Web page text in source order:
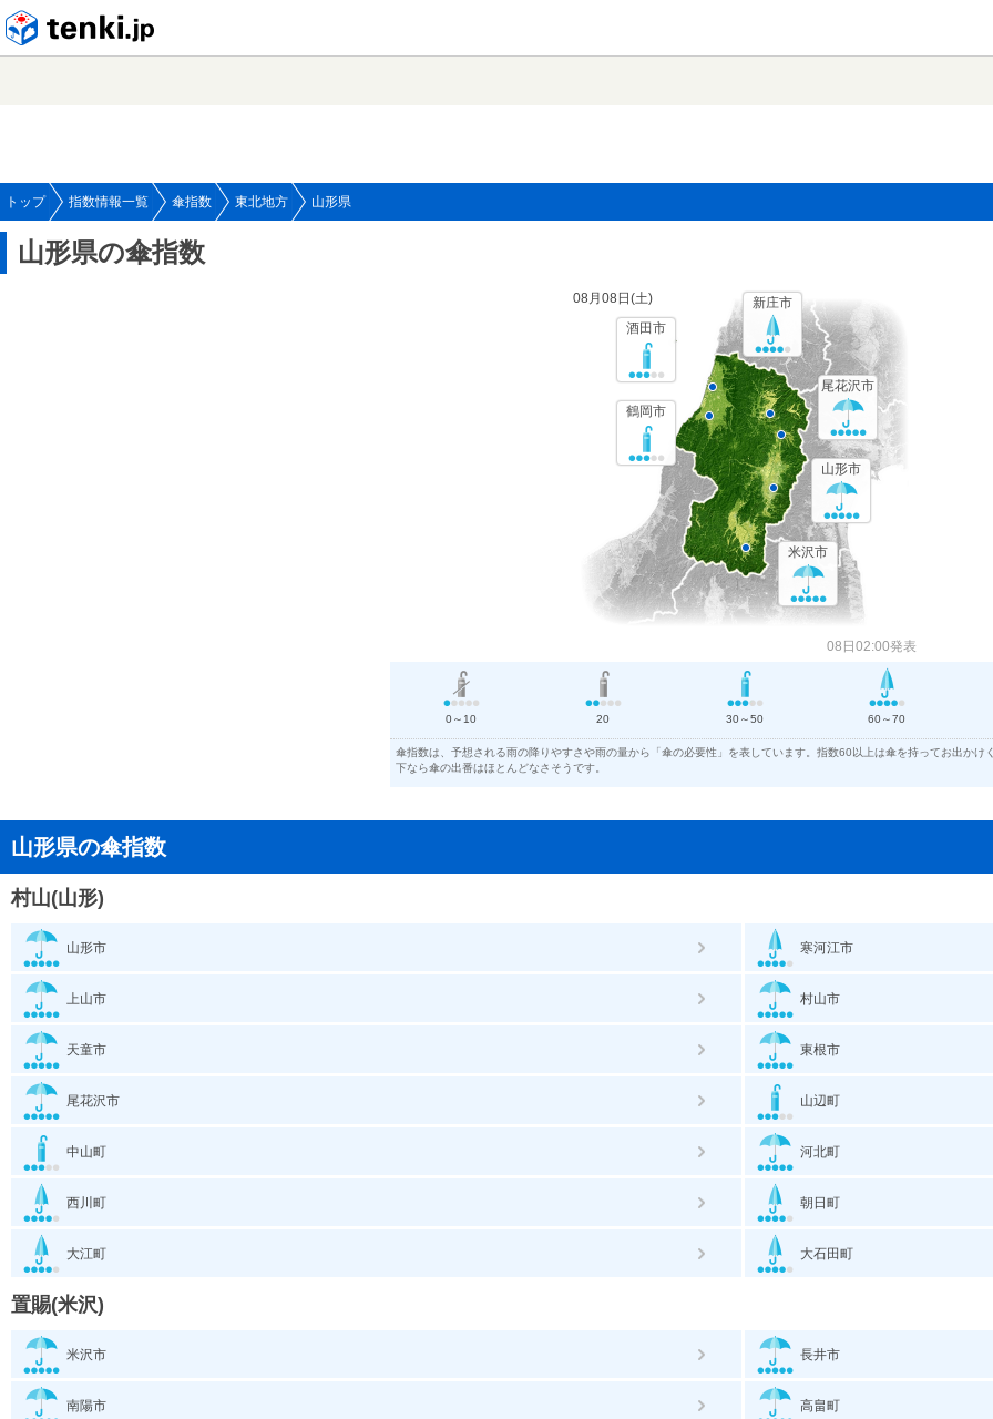
トップ 指数情報一覧 傘指数 東北地方 山形県
山形県の傘指数
08月08日(土)
山形市
米沢市
鶴岡市
酒田市
新庄市
尾花沢市
08日02:00発表
0～10 20 30～50 60～70
傘指数は、予想される雨の降りやすさや雨の量から「傘の必要性」を表しています。指数60以上は傘を持ってお出かけ
下なら傘の出番はほとんどなさそうです。
山形県の傘指数
村山(山形)
山形市 寒河江市
上山市 村山市
天童市 東根市
尾花沢市 山辺町
中山町 河北町
西川町 朝日町
大江町 大石田町
置賜(米沢)
米沢市 長井市
南陽市 高畠町